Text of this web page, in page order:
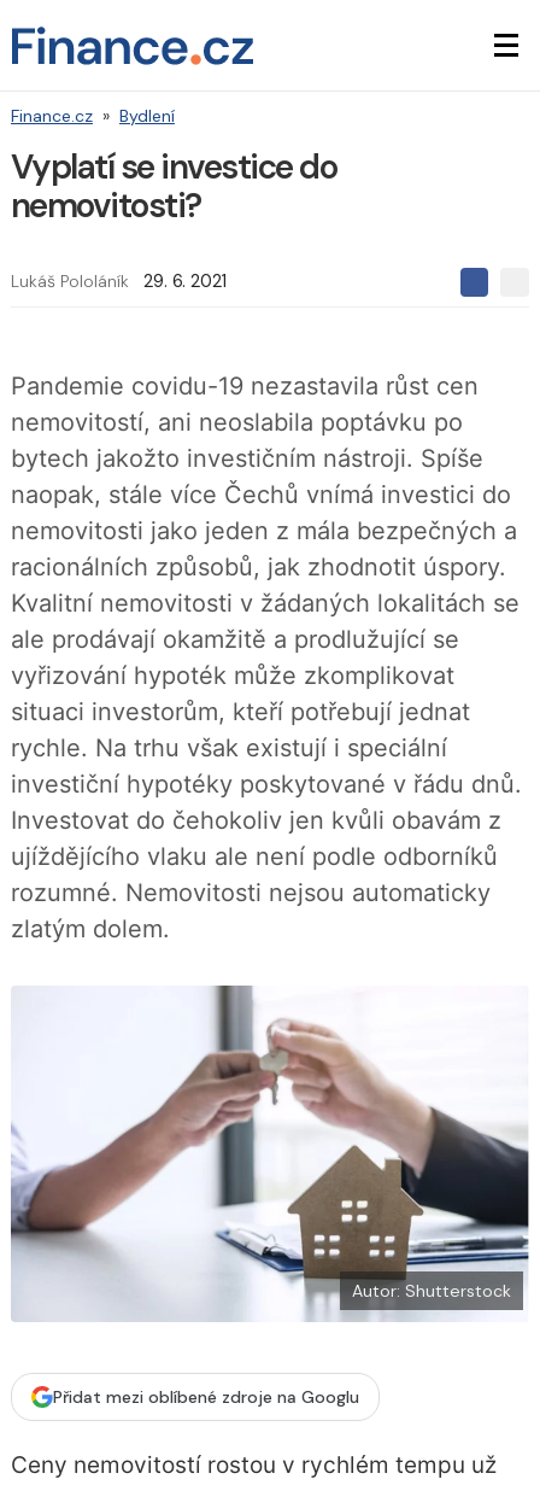
Finance.cz » Bydlení
Vyplatí se investice do
nemovitosti?
Lukáš Pololáník 29. 6. 2021
S
l
e
t
S
j
a
e
o
k
i
Pandemie covidu-19 nezastavila růst cen
nemovitostí, ani neoslabila poptávku po
bytech jakožto investičním nástroji. Spíše
naopak, stále více Čechů vnímá investici do
nemovitosti jako jeden z mála bezpečných a
racionálních způsobů, jak zhodnotit úspory.
Kvalitní nemovitosti v žádaných lokalitách se
ale prodávají okamžitě a prodlužující se
vyřizování hypoték může zkomplikovat
situaci investorům, kteří potřebují jednat
rychle. Na trhu však existují i speciální
investiční hypotéky poskytované v řádu dnů.
Investovat do čehokoliv jen kvůli obavám z
ujíždějícího vlaku ale není podle odborníků
rozumné. Nemovitosti nejsou automaticky
zlatým dolem.
Autor: Shutterstock
Přidat mezi oblíbené zdroje na Googlu
Ceny nemovitostí rostou v rychlém tempu už